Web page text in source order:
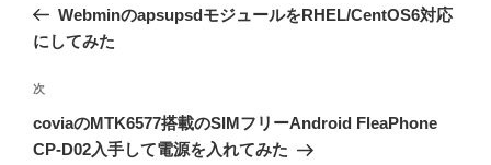
ナ
ゲ
ー
シ
の
投
WebminのapsupsdモジュールをRHEL/CentOS6対応
にしてみた
次
の
投
次
coviaのMTK6577搭載のSIMフリーAndroid FleaPhone
CP-D02入手して電源を入れてみた